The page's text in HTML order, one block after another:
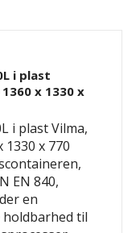
i plast
x 1330 x
i plast Vilma,
1330 x 770
EN 840,
en
til